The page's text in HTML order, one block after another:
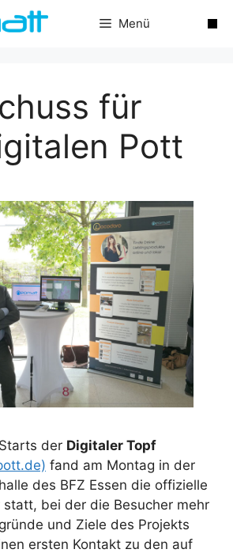
Menü
für
Pott
der Digitaler Topf
fand am Montag in der
des BFZ Essen die offizielle
statt, bei der die Besucher mehr
und Ziele des Projekts
ersten Kontakt zu den auf